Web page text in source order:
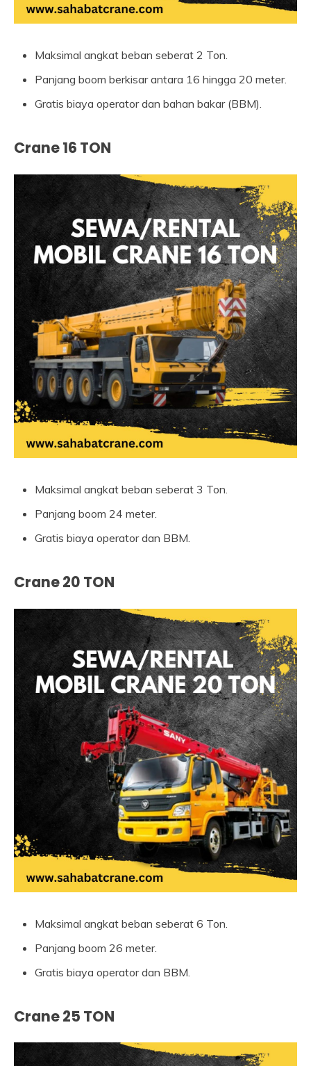
Maksimal angkat beban seberat 2 Ton.
Panjang boom berkisar antara 16 hingga 20 meter.
Gratis biaya operator dan bahan bakar (BBM).
Crane 16 TON
Maksimal angkat beban seberat 3 Ton.
Panjang boom 24 meter.
Gratis biaya operator dan BBM.
Crane 20 TON
Maksimal angkat beban seberat 6 Ton.
Panjang boom 26 meter.
Gratis biaya operator dan BBM.
Crane 25 TON